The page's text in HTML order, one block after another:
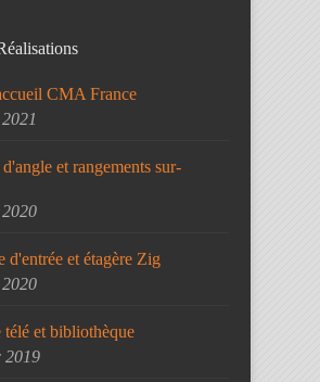
CMA France
et rangements sur-
d'entrée et étagère Zig
télé et bibliothèque
2019